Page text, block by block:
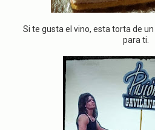
Si te gusta el vino, esta torta de
para ti.